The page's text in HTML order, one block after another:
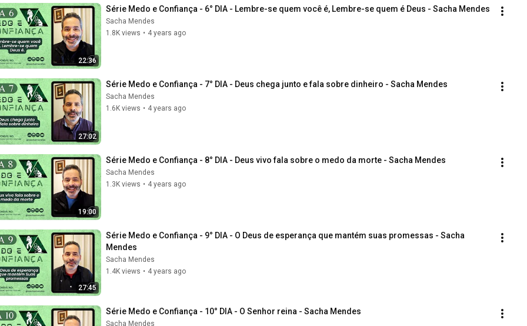
22:36
Série Medo e Confiança - 6° DIA - Lembre-se quem você é, Lembre-se quem é Deus - Sacha Mendes
Sacha Mendes
1.8K views • 4 years ago
27:02
Série Medo e Confiança - 7° DIA - Deus chega junto e fala sobre dinheiro - Sacha Mendes
Sacha Mendes
1.6K views • 4 years ago
19:00
Série Medo e Confiança - 8° DIA - Deus vivo fala sobre o medo da morte - Sacha Mendes
Sacha Mendes
1.3K views • 4 years ago
27:45
Série Medo e Confiança - 9° DIA - O Deus de esperança que mantém suas promessas - Sacha
Mendes
Sacha Mendes
1.4K views • 4 years ago
Série Medo e Confiança - 10° DIA - O Senhor reina - Sacha Mendes
Sacha Mendes